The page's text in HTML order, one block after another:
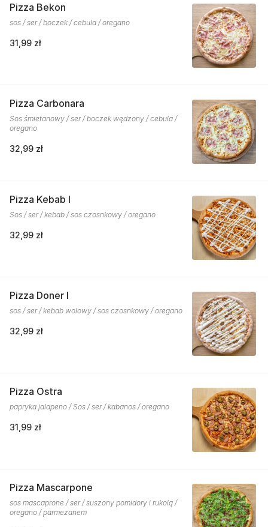
Pizza Bekon
sos / ser / boczek / cebula / oregano
31,99 zł
Pizza Carbonara
Sos śmietanowy / ser / boczek wędzony / cebula /
oregano
32,99 zł
Pizza Kebab I
Sos / ser / kebab / sos czosnkowy / oregano
32,99 zł
Pizza Doner I
sos / ser / kebab wolowy / sos czosnkowy / oregano
32,99 zł
Pizza Ostra
papryka jalapeno / Sos / ser / kabanos / oregano
31,99 zł
Pizza Mascarpone
sos mascaprone / ser / suszony pomidory i rukolą /
oregano / parmezanem